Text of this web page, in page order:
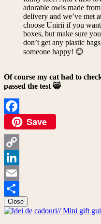
adorable owls made
delivery and we’ve met
choose Unirii if you
boxes, but make sure
don’t get any plastic
someone happy! 😊
Of course my cat had to
passed the test 😸
FacebookSave
Copy
Link
LinkedIn
Email
Share
Close